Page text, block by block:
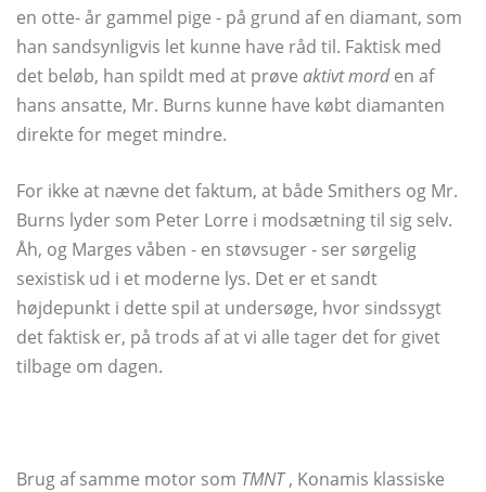
en otte- år gammel pige - på grund af en diamant, som
han sandsynligvis let kunne have råd til. Faktisk med
det beløb, han spildt med at prøve aktivt morden af ​​
hans ansatte, Mr. Burns kunne have købt diamanten
direkte for meget mindre.
For ikke at nævne det faktum, at både Smithers og Mr.
Burns lyder som Peter Lorre i modsætning til sig selv.
Åh, og Marges våben - en støvsuger - ser sørgelig
sexistisk ud i et moderne lys. Det er et sandt
højdepunkt i dette spil at undersøge, hvor sindssygt
det faktisk er, på trods af at vi alle tager det for givet
tilbage om dagen.
Brug af samme motor som TMNT, Konamis klassiske